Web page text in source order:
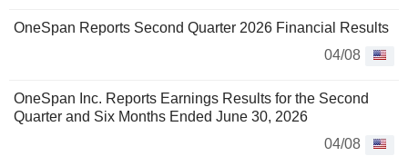
OneSpan Reports Second Quarter 2026 Financial Results
04/08
OneSpan Inc. Reports Earnings Results for the Second
Quarter and Six Months Ended June 30, 2026
04/08